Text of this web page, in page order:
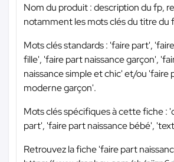
Nom du produit : description du fp,
notamment les mots clés du titre du
Mots clés standards : 'faire part',
fille', 'faire part naissance garçon',
naissance simple et chic' et/ou 'faire
moderne garçon'.
Mots clés spécifiques à cette fiche :
part', 'faire part naissance bébé',
Retrouvez la fiche 'faire part